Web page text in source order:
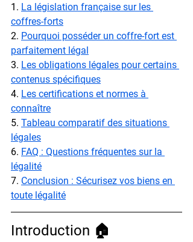
1. La législation française sur les
coffres-forts
2. Pourquoi posséder un coffre-fort est
parfaitement légal
3. Les obligations légales pour certains
contenus spécifiques
4. Les certifications et normes à
connaître
5. Tableau comparatif des situations
légales
6. FAQ : Questions fréquentes sur la
légalité
7. Conclusion : Sécurisez vos biens en
toute légalité
Introduction 🏠